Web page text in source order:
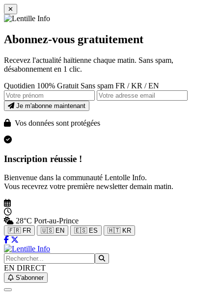
✕
Abonnez-vous gratuitement
Recevez l'actualité haïtienne chaque matin. Sans spam,
désabonnement en 1 clic.
Quotidien 100% Gratuit Sans spam FR / KR / EN
Je m'abonne maintenant
Vos données sont protégées
Inscription réussie !
Bienvenue dans la communauté Lentolle Info.
Vous recevrez votre première newsletter demain matin.
28°C Port-au-Prince
🇫🇷 FR 🇺🇸 EN 🇪🇸 ES 🇭🇹 KR
EN DIRECT
S'abonner